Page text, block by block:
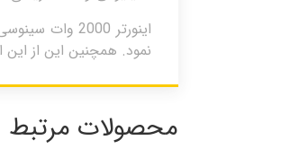
نمود. همچنین این از این
محصولات مرتبط